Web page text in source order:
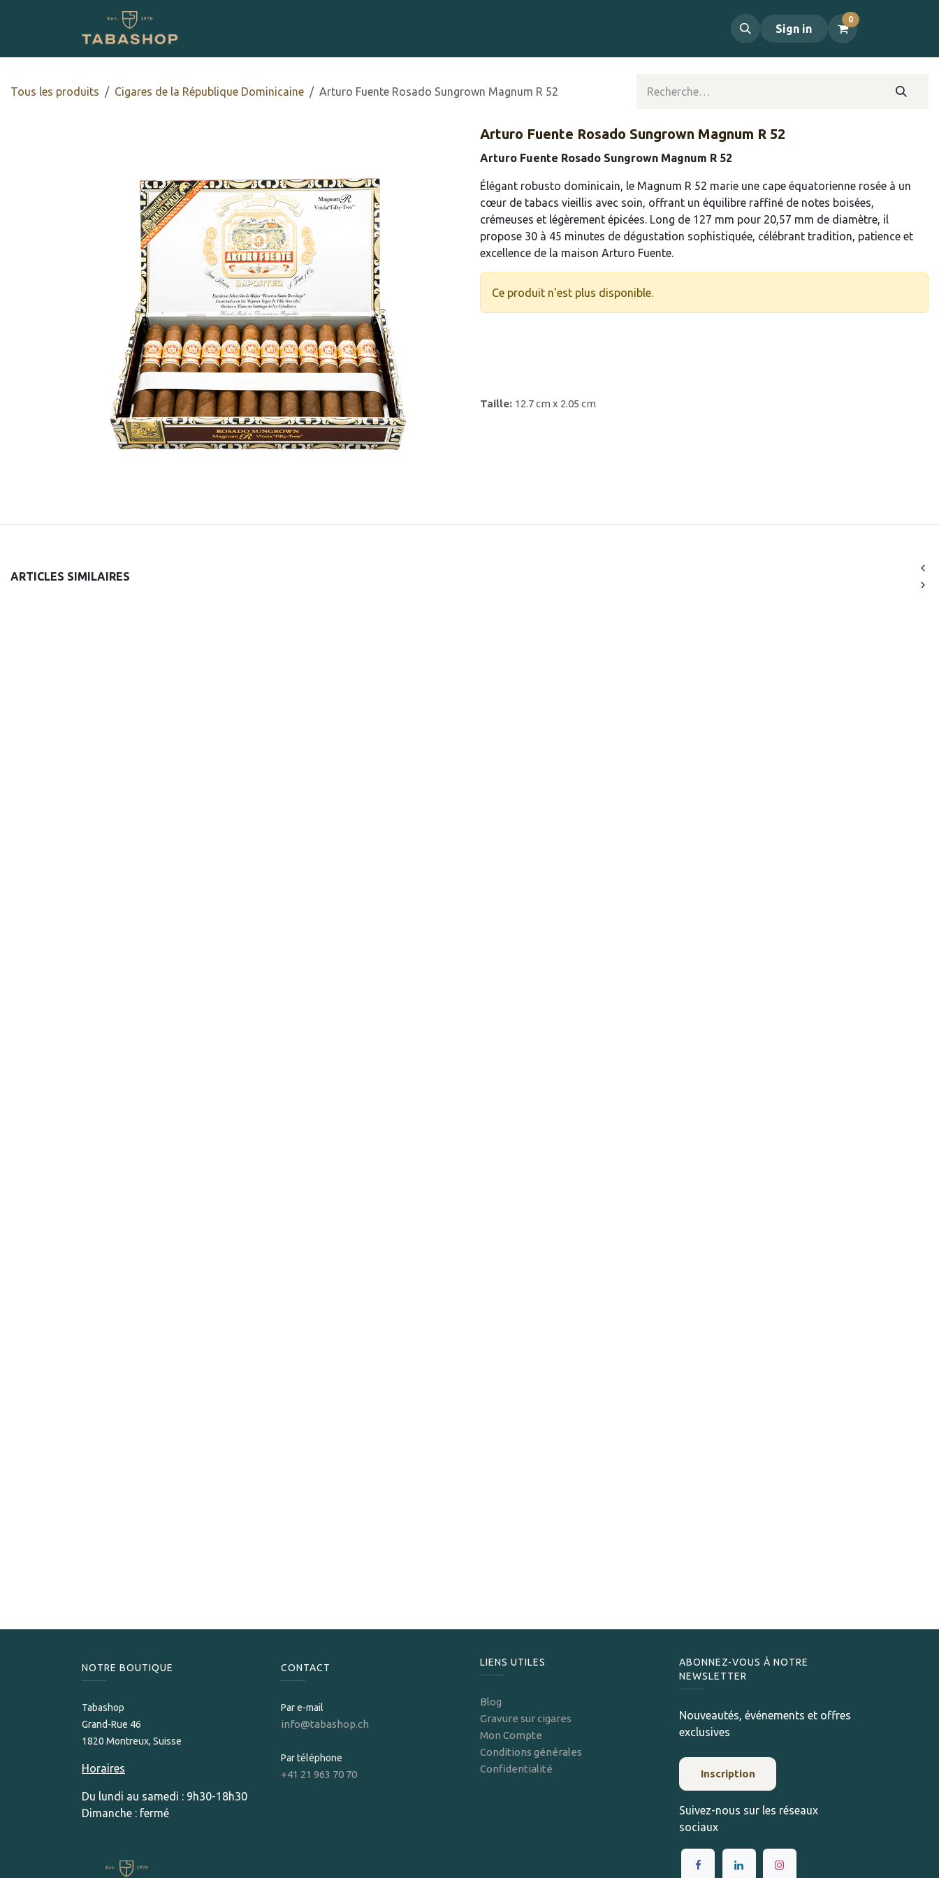
Sign in
0
Tous les produits Cigares de la République Dominicaine Arturo Fuente Rosado Sungrown Magnum R 52
Arturo Fuente Rosado Sungrown Magnum R 52
Arturo Fuente Rosado Sungrown Magnum R 52
Élégant robusto dominicain, le Magnum R 52 marie une cape équatorienne rosée à un
cœur de tabacs vieillis avec soin, offrant un équilibre raffiné de notes boisées,
crémeuses et légèrement épicées. Long de 127 mm pour 20,57 mm de diamètre, il
propose 30 à 45 minutes de dégustation sophistiquée, célébrant tradition, patience et
excellence de la maison Arturo Fuente.
Ce produit n'est plus disponible.
Taille: 12.7 cm x 2.05 cm
ARTICLES SIMILAIRES
NOTRE BOUTIQUE
Tabashop
Grand-Rue 46
1820 Montreux, Suisse
Horaires
Du lundi au samedi : 9h30-18h30
Dimanche : fermé
CONTACT
Par e-mail
info@tabashop.ch
Par téléphone
+41 21 963 70 70
LIENS UTILES
Blog
Gravure sur cigares
Mon Compte
Conditions générales
Confidentialité
ABONNEZ-VOUS À NOTRE
NEWSLETTER
Nouveautés, événements et offres
exclusives
Inscription
Suivez-nous sur les réseaux
sociaux